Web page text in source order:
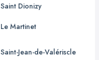
Saint Dionizy
Le Martinet
Saint-Jean-de-Valériscle